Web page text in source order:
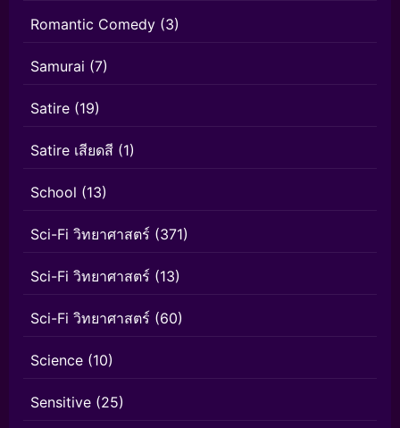
Romantic Comedy (3)
Samurai (7)
Satire (19)
Satire เสียดสี (1)
School (13)
Sci-Fi วิทยาศาสตร์ (371)
Sci-Fi วิทยาศาสตร์ (13)
Sci-Fi วิทยาศาสตร์ (60)
Science (10)
Sensitive (25)